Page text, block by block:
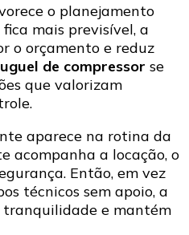
o planejamento
mais previsível, a
o orçamento e reduz
de compressor se
que valorizam
aparece na rotina da
acompanha a locação, o
Então, em vez
técnicos sem apoio, a
tranquilidade e mantém